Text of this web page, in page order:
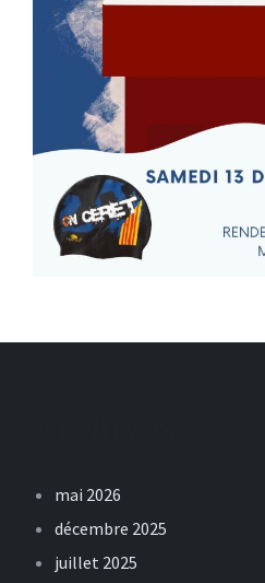
mai 2026
décembre 2025
juillet 2025